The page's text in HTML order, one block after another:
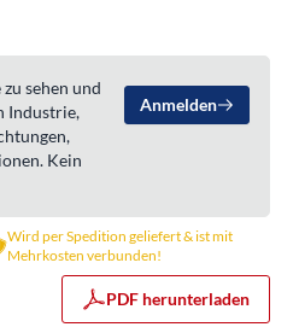
sehen und
Industrie,
Kein
Anmelden
Wird per Spedition geliefert & ist mit
Mehrkosten verbunden!
PDF herunterladen